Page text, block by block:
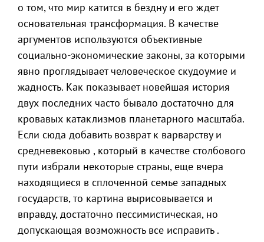
о том, что мир катится в бездну и его ждет
основательная трансформация. В качестве
аргументов используются объективные
социально-экономические законы, за которыми
явно проглядывает человеческое скудоумие и
жадность. Как показывает новейшая история
двух последних часто бывало достаточно для
кровавых катаклизмов планетарного масштаба.
Если сюда добавить возврат к варварству и
средневековью , который в качестве столбового
пути избрали некоторые страны, еще вчера
находящиеся в сплоченной семье западных
государств, то картина вырисовывается и
вправду, достаточно пессимистическая, но
допускающая возможность все исправить .